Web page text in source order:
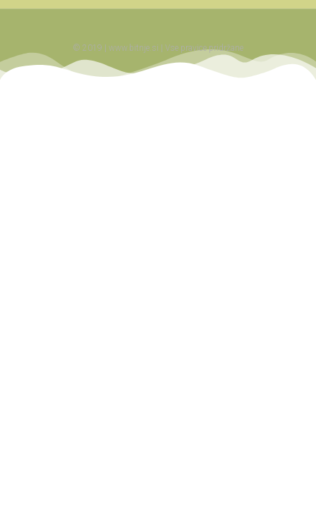
© 2019 | www.bitnje.si | Vse pravice pridržane